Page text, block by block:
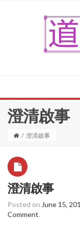
澄清啟事
/ 澄清啟事
澄清啟事
Posted on June 15,
Comment.